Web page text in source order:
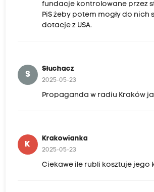
fundacje kontrolowane przez
PiS żeby potem mogły do nich
dotacje z USA.
S
Słuchacz
2025-05-23
Propaganda w radiu Kraków
K
Krakowianka
2025-05-23
Ciekawe ile rubli kosztuje jego